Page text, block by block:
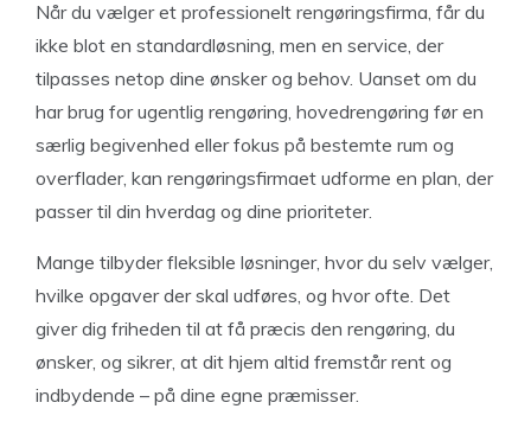
Når du vælger et professionelt rengøringsfirma, får du
ikke blot en standardløsning, men en service, der
tilpasses netop dine ønsker og behov. Uanset om du
har brug for ugentlig rengøring, hovedrengøring før en
særlig begivenhed eller fokus på bestemte rum og
overflader, kan rengøringsfirmaet udforme en plan, der
passer til din hverdag og dine prioriteter.
Mange tilbyder fleksible løsninger, hvor du selv vælger,
hvilke opgaver der skal udføres, og hvor ofte. Det
giver dig friheden til at få præcis den rengøring, du
ønsker, og sikrer, at dit hjem altid fremstår rent og
indbydende – på dine egne præmisser.